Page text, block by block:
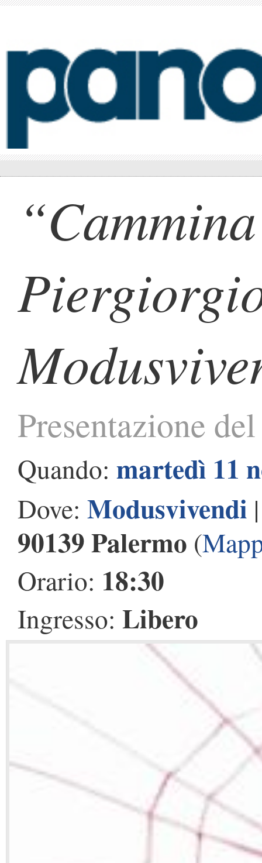
Presentazione
Quando: martedì 11
Dove: Modusvivendi
90139 Palermo (
Orario: 18:30
Ingresso: Libero